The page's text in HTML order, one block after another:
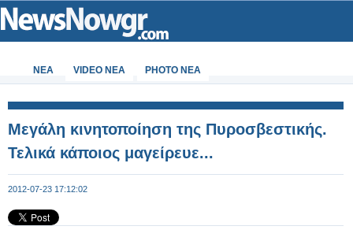
ΝΕΑ VIDEO NEA PHOTO NEA
Μεγάλη κινητοποίηση της Πυροσβεστικής.
Τελικά κάποιος μαγείρευε...
2012-07-23 17:12:02